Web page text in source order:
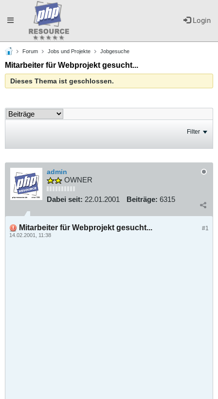
Login
Toggle
navigation
Forum Jobs und Projekte Jobgesuche
Mitarbeiter für Webprojekt gesucht...
Dieses Thema ist geschlossen.
Filter
admin
OWNER
Dabei seit: 22.01.2001 Beiträge: 6315
#1
Mitarbeiter für Webprojekt gesucht...
14.02.2001, 11:38